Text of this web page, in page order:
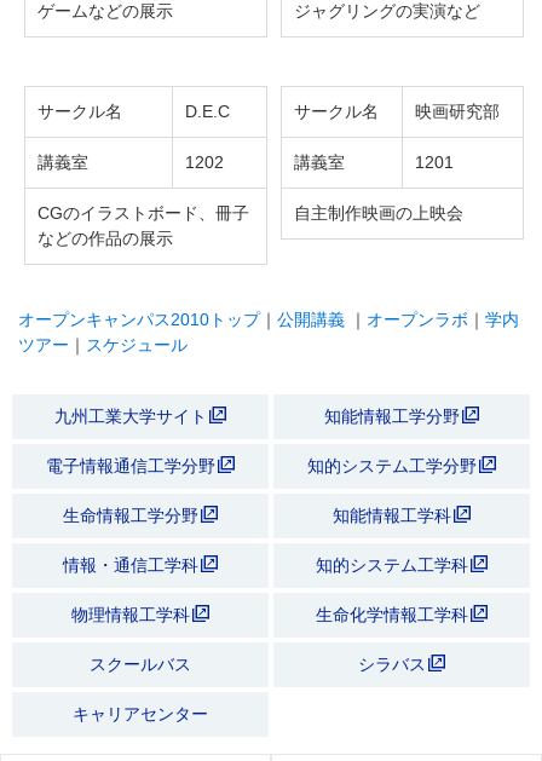
ゲームなどの展示 ジャグリングの実演など
サークル名 D.E.C
講義室 1202
CGのイラストボード、冊子
などの作品の展示
サークル名 映画研究部
講義室 1201
自主制作映画の上映会
オープンキャンパス2010トップ｜ 公開講義 ｜ オープンラボ ｜ 学内
ツアー ｜ スケジュール
九州工業大学サイト 知能情報工学分野
電子情報通信工学分野 知的システム工学分野
生命情報工学分野 知能情報工学科
情報・通信工学科 知的システム工学科
物理情報工学科 生命化学情報工学科
スクールバス シラバス
キャリアセンター